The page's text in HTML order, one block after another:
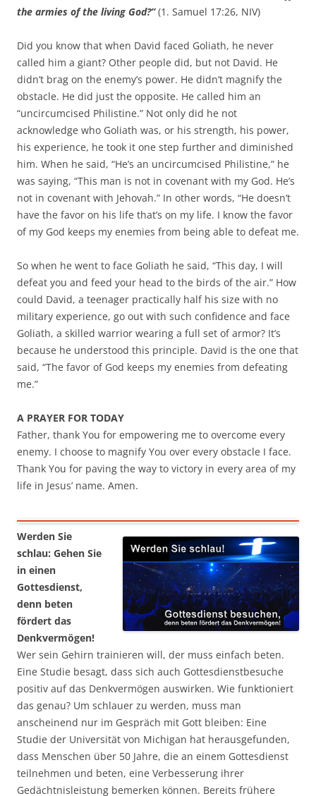
the armies of the living God?”(1. Samuel 17:26, NIV)
Did you know that when David faced Goliath, he never
called him a giant? Other people did, but not David. He
didn’t brag on the enemy’s power. He didn’t magnify the
obstacle. He did just the opposite. He called him an
“uncircumcised Philistine.” Not only did he not
acknowledge who Goliath was, or his strength, his power,
his experience, he took it one step further and diminished
him. When he said, “He’s an uncircumcised Philistine,” he
was saying, “This man is not in covenant with my God. He’s
not in covenant with Jehovah.” In other words, “He doesn’t
have the favor on his life that’s on my life. I know the favor
of my God keeps my enemies from being able to defeat me.
So when he went to face Goliath he said, “This day, I will
defeat you and feed your head to the birds of the air.” How
could David, a teenager practically half his size with no
military experience, go out with such confidence and face
Goliath, a skilled warrior wearing a full set of armor? It’s
because he understood this principle. David is the one that
said, “The favor of God keeps my enemies from defeating
me.”
A PRAYER FOR TODAY
Father, thank You for empowering me to overcome every
enemy. I choose to magnify You over every obstacle I face.
Thank You for paving the way to victory in every area of my
life in Jesus’ name. Amen.
Werden Sie
schlau: Gehen Sie
in einen
Gottesdienst,
denn beten
fördert das
Denkvermögen!
Wer sein Gehirn trainieren will, der muss einfach beten.
Eine Studie besagt, dass sich auch Gottesdienstbesuche
positiv auf das Denkvermögen auswirken. Wie funktioniert
das genau? Um schlauer zu werden, muss man
anscheinend nur im Gespräch mit Gott bleiben: Eine
Studie der Universität von Michigan hat herausgefunden,
dass Menschen über 50 Jahre, die an einem Gottesdienst
teilnehmen und beten, eine Verbesserung ihrer
Gedächtnisleistung bemerken können. Bereits frühere